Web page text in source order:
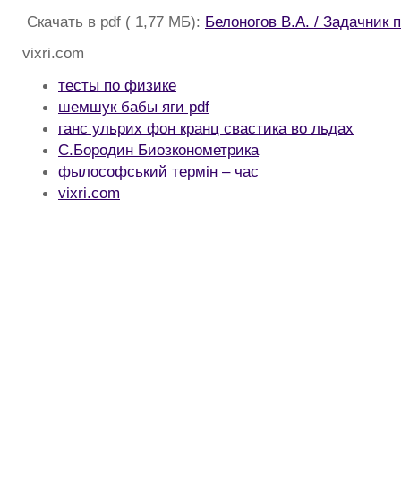
Скачать в pdf ( 1,77 МБ): Белоногов В.А. / Задачник
vixri.com
тесты по физике
шемшук бабы яги pdf
ганс ульрих фон кранц свастика во льдах
С.Бородин Биозконометрика
фылософський термін – час
vixri.com